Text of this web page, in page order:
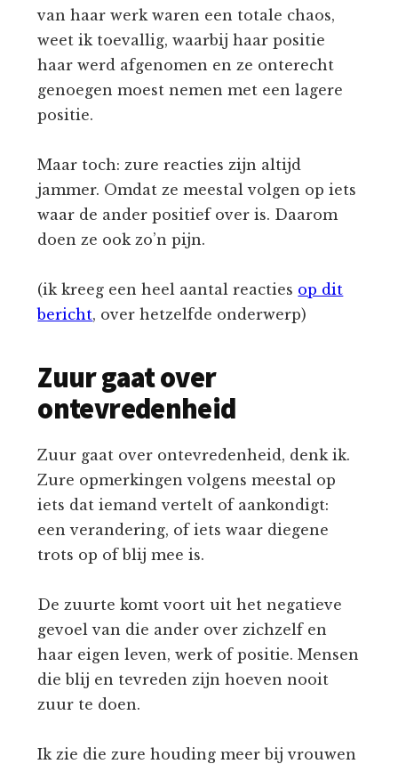
van haar werk waren een totale chaos,
weet ik toevallig, waarbij haar positie
haar werd afgenomen en ze onterecht
genoegen moest nemen met een lagere
positie.
Maar toch: zure reacties zijn altijd
jammer. Omdat ze meestal volgen op iets
waar de ander positief over is. Daarom
doen ze ook zo’n pijn.
(ik kreeg een heel aantal reacties op dit
bericht, over hetzelfde onderwerp)
Zuur gaat over
ontevredenheid
Zuur gaat over ontevredenheid, denk ik.
Zure opmerkingen volgens meestal op
iets dat iemand vertelt of aankondigt:
een verandering, of iets waar diegene
trots op of blij mee is.
De zuurte komt voort uit het negatieve
gevoel van die ander over zichzelf en
haar eigen leven, werk of positie. Mensen
die blij en tevreden zijn hoeven nooit
zuur te doen.
Ik zie die zure houding meer bij vrouwen